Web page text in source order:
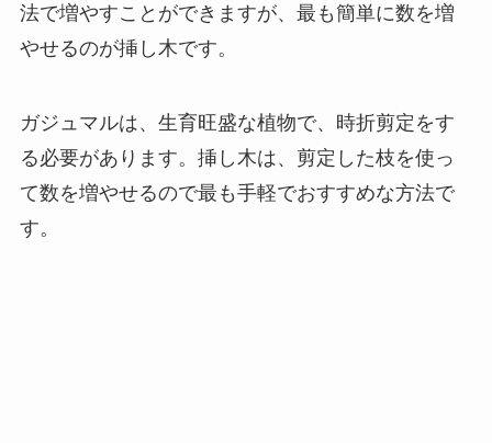
法で増やすことができますが、 最も簡単に数を増
やせるのが挿し木です。
ガジュマルは、生育旺盛な植物で、時折剪定をす
る必要があります。挿し木は、剪定した枝を使っ
て数を増やせるので最も手軽でおすすめな方法で
す。